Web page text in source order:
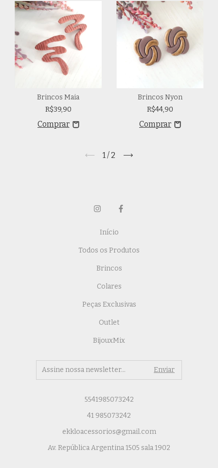
Brincos Maia
R$39,90
Brincos Nyon
R$44,90
1/ 2
Início
Todos os Produtos
Brincos
Colares
Peças Exclusivas
Outlet
BijouxMix
5541985073242
41 985073242
ekkloacessorios@gmail.com
Av. República Argentina 1505 sala 1902